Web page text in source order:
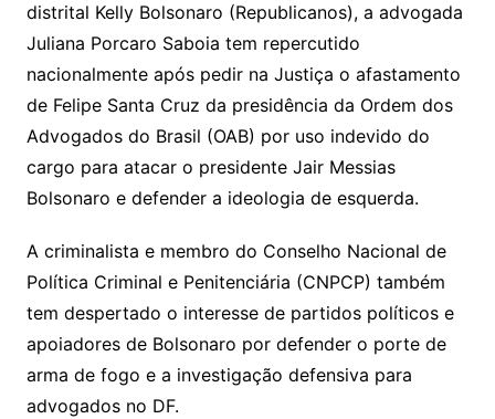
distrital Kelly Bolsonaro (Republicanos), a advogada
Juliana Porcaro Saboia tem repercutido
nacionalmente após pedir na Justiça o afastamento
de Felipe Santa Cruz da presidência da Ordem dos
Advogados do Brasil (OAB) por uso indevido do
cargo para atacar o presidente Jair Messias
Bolsonaro e defender a ideologia de esquerda.
A criminalista e membro do Conselho Nacional de
Política Criminal e Penitenciária (CNPCP) também
tem despertado o interesse de partidos políticos e
apoiadores de Bolsonaro por defender o porte de
arma de fogo e a investigação defensiva para
advogados no DF.